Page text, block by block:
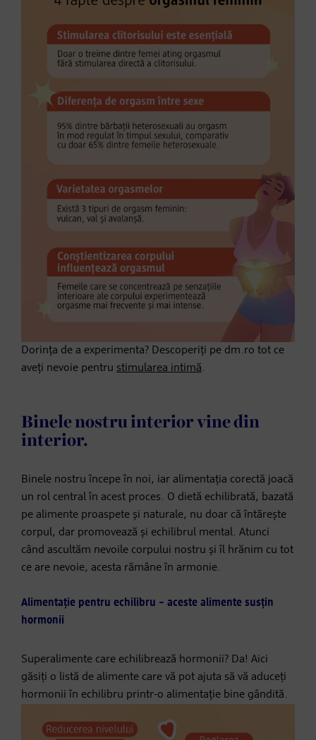
Dorința de a experimenta? Descoperiți pe dm.ro tot ce
aveți nevoie pentru stimularea intimă.
Binele nostru interior vine din
interior.
Binele nostru începe în noi, iar alimentația corectă joacă
un rol central în acest proces. O dietă echilibrată, bazată
pe alimente proaspete și naturale, nu doar că întărește
corpul, dar promovează și echilibrul mental. Atunci
când ascultăm nevoile corpului nostru și îl hrănim cu tot
ce are nevoie, acesta rămâne în armonie.
Alimentație pentru echilibru – aceste alimente susțin
hormonii
Superalimente care echilibrează hormonii? Da! Aici
găsiți o listă de alimente care vă pot ajuta să vă aduceți
hormonii în echilibru printr-o alimentație bine gândită.